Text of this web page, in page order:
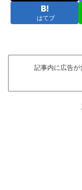
はてブ
記事内に広告